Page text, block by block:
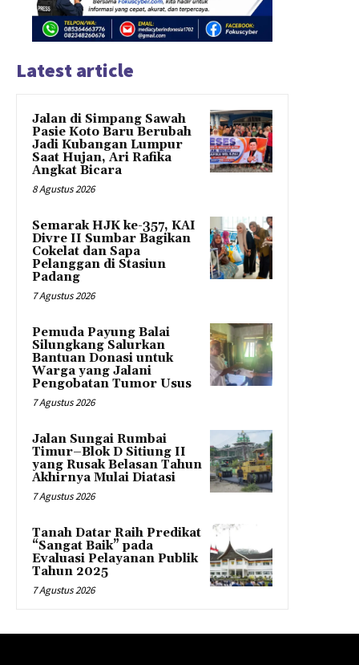
Latest article
Jalan di Simpang Sawah
Pasie Koto Baru Berubah
Jadi Kubangan Lumpur
Saat Hujan, Ari Rafika
Angkat Bicara
8 Agustus 2026
Semarak HJK ke-357, KAI
Divre II Sumbar Bagikan
Cokelat dan Sapa
Pelanggan di Stasiun
Padang
7 Agustus 2026
Pemuda Payung Balai
Silungkang Salurkan
Bantuan Donasi untuk
Warga yang Jalani
Pengobatan Tumor Usus
7 Agustus 2026
Jalan Sungai Rumbai
Timur–Blok D Sitiung II
yang Rusak Belasan Tahun
Akhirnya Mulai Diatasi
7 Agustus 2026
Tanah Datar Raih Predikat
“Sangat Baik” pada
Evaluasi Pelayanan Publik
Tahun 2025
7 Agustus 2026